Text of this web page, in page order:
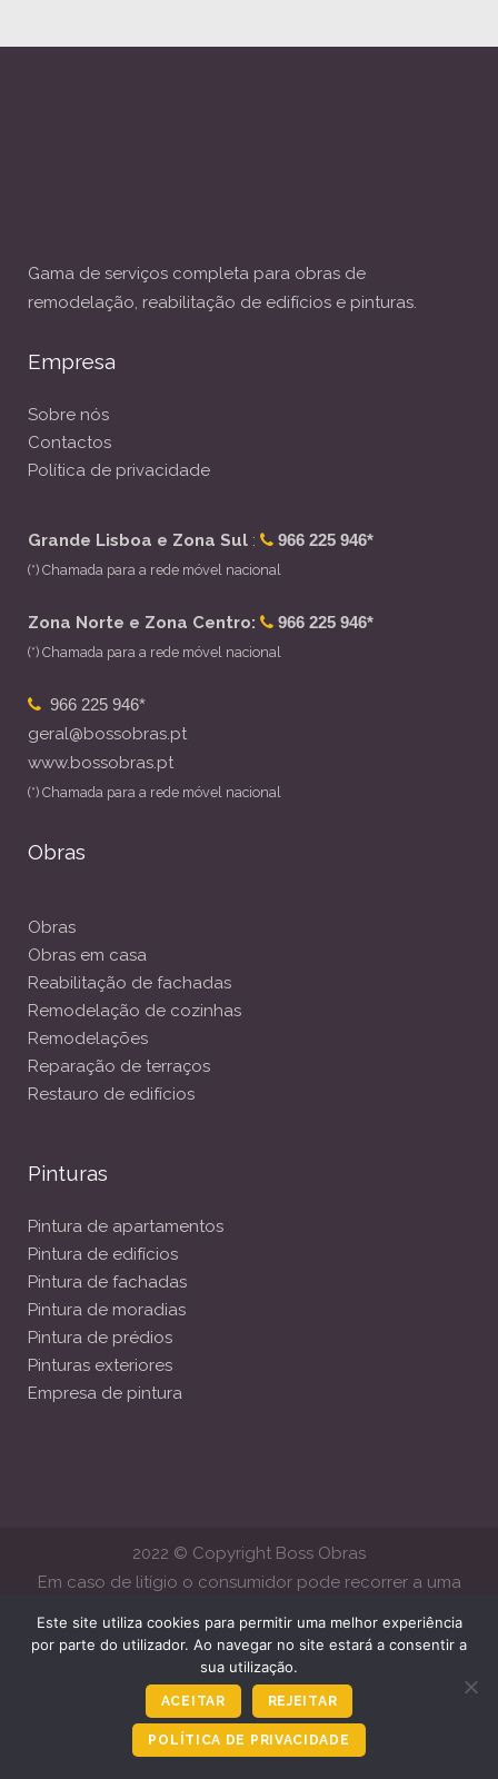
Gama de serviços completa para obras de
remodelação, reabilitação de edifícios e pinturas.
Empresa
Sobre nós
Contactos
Política de privacidade
Grande Lisboa e Zona Sul : 966 225 946*
(*) Chamada para a rede móvel nacional
Zona Norte e Zona Centro: 966 225 946*
(*) Chamada para a rede móvel nacional
966 225 946*
geral@bossobras.pt
www.bossobras.pt
(*) Chamada para a rede móvel nacional
Obras
Obras
Obras em casa
Reabilitação de fachadas
Remodelação de cozinhas
Remodelações
Reparação de terraços
Restauro de edifícios
Pinturas
Pintura de apartamentos
Pintura de edifícios
Pintura de fachadas
Pintura de moradias
Pintura de prédios
Pinturas exteriores
Empresa de pintura
2022 © Copyright Boss Obras
Em caso de litígio o consumidor pode recorrer a uma
Centro de Arbitragem de Conflitos de Consumo de Lisboa
www.centroarbitragemlisboa.ptMais informações em Portal do
Consumidowww.consumidor.gov.pt
Ligar Agora
Este site utiliza cookies para permitir uma melhor experiência
por parte do utilizador. Ao navegar no site estará a consentir a
sua utilização.
ACEITAR REJEITAR
POLÍTICA DE PRIVACIDADE